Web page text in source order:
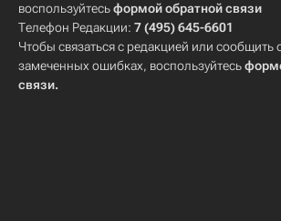
воспользуйтесьформой обратной связи
Телефон Редакции: 7 (495) 645-6601
Чтобы связаться с редакцией или сообщить
замеченных ошибках, воспользуйтесь
связи.